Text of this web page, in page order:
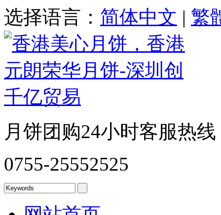
选择语言： 简体中文 | 繁
月饼团购24小时客服热线
0755-25552525